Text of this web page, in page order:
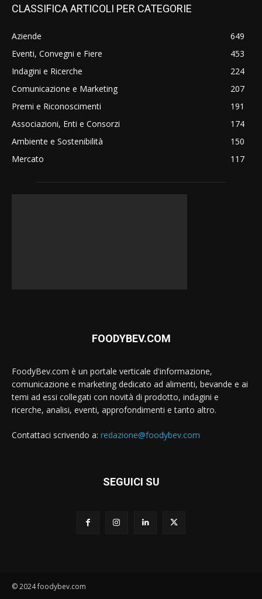
CLASSIFICA ARTICOLI PER CATEGORIE
Aziende
649
Eventi, Convegni e Fiere
453
Indagini e Ricerche
224
Comunicazione e Marketing
207
Premi e Riconoscimenti
191
Associazioni, Enti e Consorzi
174
Ambiente e Sostenibilità
150
Mercato
117
FOODYBEV.COM
FoodyBev.com è un portale verticale d'informazione,
comunicazione e marketing dedicato ad alimenti, bevande e ai
temi ad essi collegati con novità di prodotto, indagini e
ricerche, analisi, eventi, approfondimenti e tanto altro.
Contattaci scrivendo a: redazione@foodybev.com
SEGUICI SU
© 2024 foodybev.com